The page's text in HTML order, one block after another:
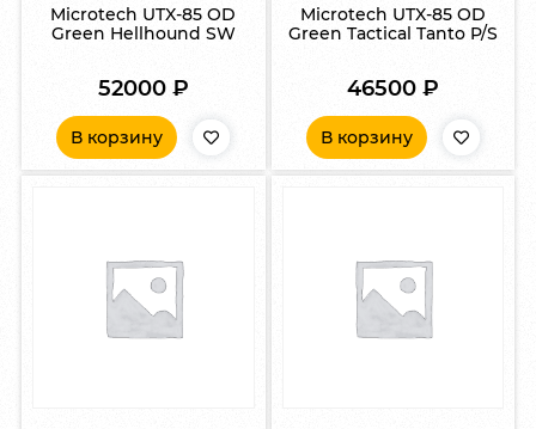
Microtech UTX-85 OD
Green Hellhound SW
52000 ₽
В корзину
Microtech UTX-85 OD
Green Tactical Tanto P/S
46500 ₽
В корзину